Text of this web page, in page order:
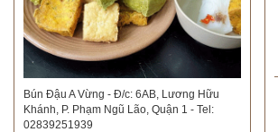
Bún Đậu A Vừng - Đ/c: 6AB, Lương Hữu
Khánh, P. Phạm Ngũ Lão, Quận 1 - Tel:
02839251939